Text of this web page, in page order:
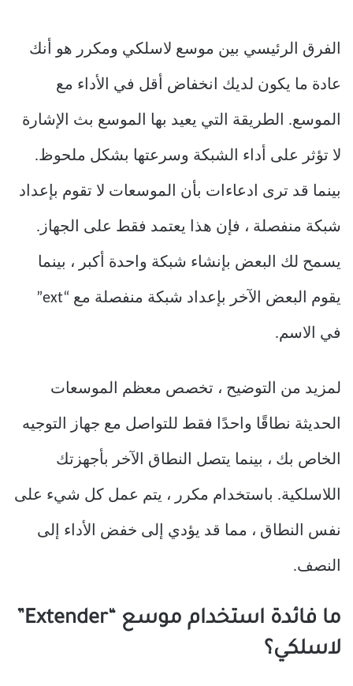
الفرق الرئيسي بين موسع لاسلكي ومكرر هو أنك
عادة ما يكون لديك انخفاض أقل في الأداء مع
الموسع. الطريقة التي يعيد بها الموسع بث الإشارة
لا تؤثر على أداء الشبكة وسرعتها بشكل ملحوظ.
بينما قد ترى ادعاءات بأن الموسعات لا تقوم بإعداد
شبكة منفصلة ، فإن هذا يعتمد فقط على الجهاز.
يسمح لك البعض بإنشاء شبكة واحدة أكبر ، بينما
يقوم البعض الآخر بإعداد شبكة منفصلة مع “ext”
في الاسم.
لمزيد من التوضيح ، تخصص معظم الموسعات
الحديثة نطاقًا واحدًا فقط للتواصل مع جهاز التوجيه
الخاص بك ، بينما يتصل النطاق الآخر بأجهزتك
اللاسلكية. باستخدام مكرر ، يتم عمل كل شيء على
نفس النطاق ، مما قد يؤدي إلى خفض الأداء إلى
النصف.
ما فائدة استخدام موسع “Extender”
لاسلكي؟